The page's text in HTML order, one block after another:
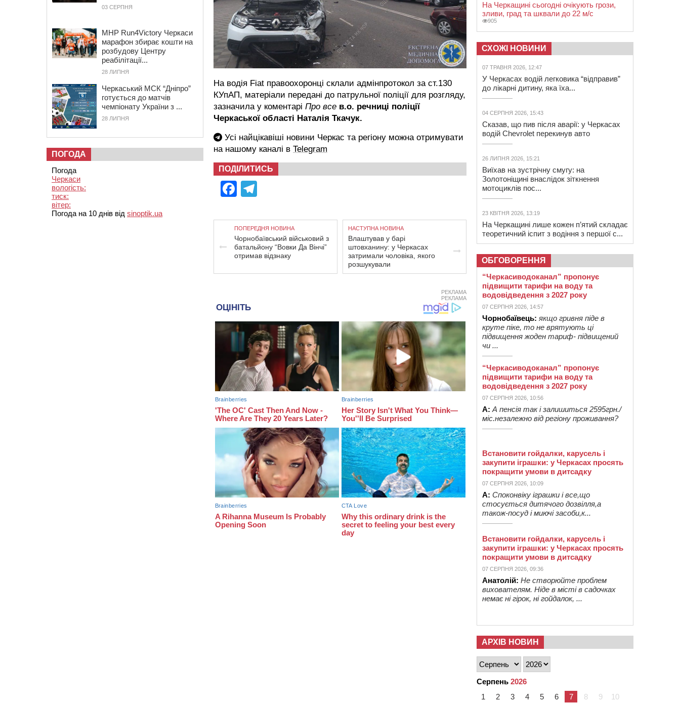
На водія Fiat правоохоронці склали адмінпротокол за ст.130
КУпАП, матеріали передані до патрульної поліції для розгляду,
зазначила у коментарі Про все в.о. речниці поліції
Черкаської області Наталія Ткачук.
Усі найцікавіші новини Черкас та регіону можна отримувати
на нашому каналі в Telegram
ПОДІЛИТИСЬ
Facebook
ПОПЕРЕДНЯ НОВИНА
Чорнобаївський військовий з
батальйону “Вовки Да Вінчі”
отримав відзнаку
НАСТУПНА НОВИНА
Влаштував у барі
штовханину: у Черкасах
затримали чоловіка, якого
розшукували
РЕКЛАМА
РЕКЛАМА
03 СЕРПНЯ
MHP Run4Victory Черкаси
марафон збирає кошти на
розбудову Центру
реабілітації...
28 ЛИПНЯ
Черкаський МСК “Дніпро”
готується до матчів
чемпіонату України з ...
28 ЛИПНЯ
ПОГОДА
Погода
Черкаси
вологість:
тиск:
вітер:
Погода на 10 днів від sinoptik.ua
На Черкащині сьогодні очікують грози,
зливи, град та шквали до 22 м/с
905
СХОЖІ НОВИНИ
07 ТРАВНЯ 2026, 12:47
У Черкасах водій легковика “відправив”
до лікарні дитину, яка їха...
04 СЕРПНЯ 2026, 15:43
Сказав, що пив після аварії: у Черкасах
водій Chevrolet перекинув авто
26 ЛИПНЯ 2026, 15:21
Виїхав на зустрічну смугу: на
Золотоніщині внаслідок зіткнення
мотоциклів пос...
23 КВІТНЯ 2026, 13:19
На Черкащині лише кожен п’ятий складає
теоретичний іспит з водіння з першої с...
ОБГОВОРЕННЯ
“Черкасиводоканал” пропонує
підвищити тарифи на воду та
водовідведення з 2027 року
07 СЕРПНЯ 2026, 14:57
Чорнобаївець: якщо гривня піде в
круте піке, то не врятують ці
підвищення жоден тариф- підвищений
чи ...
“Черкасиводоканал” пропонує
підвищити тарифи на воду та
водовідведення з 2027 року
07 СЕРПНЯ 2026, 10:56
А: А пенсія так і залишиться 2595грн./
міс.незалежно від регіону проживання?
Встановити гойдалки, карусель і
закупити іграшки: у Черкасах просять
покращити умови в дитсадку
07 СЕРПНЯ 2026, 10:09
А: Споконвіку іграшки і все,що
стосується дитячого дозвілля,а
також-посуд і миючі засоби,к...
Встановити гойдалки, карусель і
закупити іграшки: у Черкасах просять
покращити умови в дитсадку
07 СЕРПНЯ 2026, 09:36
Анатолій: Не створюйте проблем
вихователям. Ніде в місті в садочках
немає ні гірок, ні гойдалок, ...
АРХІВ НОВИН
Серпень 2026
1
2 3 4 5 6 7 8 9 10